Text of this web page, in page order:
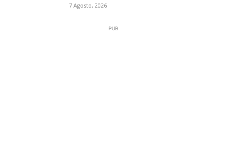
7 Agosto, 2026
PUB